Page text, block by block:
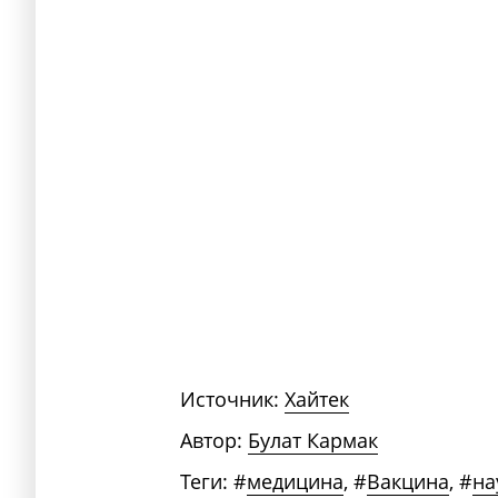
Источник: Хайтек
Автор: Булат Кармак
Теги: #медицина, #Вакцина, #